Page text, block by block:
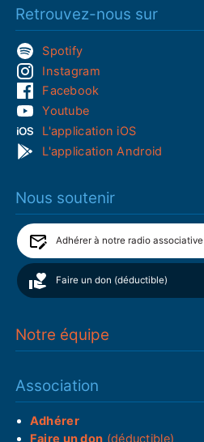
Retrouvez-nous sur
Spotify
Instagram
Facebook
Youtube
L'application iOS
L'application Android
Nous soutenir
Adhérer à notre radio associative
Faire un don (déductible)
Notre équipe
Association
Adhérer
Faire un don (déductible)